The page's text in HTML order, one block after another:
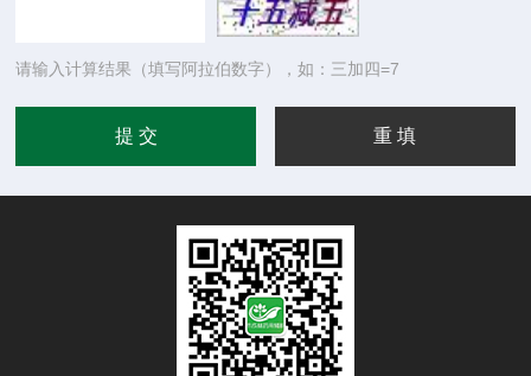
请输入计算结果（填写阿拉伯数字），如：三加四=7